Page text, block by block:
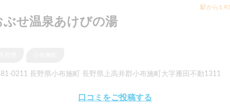
駅から
ぶせ温泉あけびの湯
0211 長野県小布施町 長野県上高井郡小布施町大字雁田不動1311
口コミをご投稿する